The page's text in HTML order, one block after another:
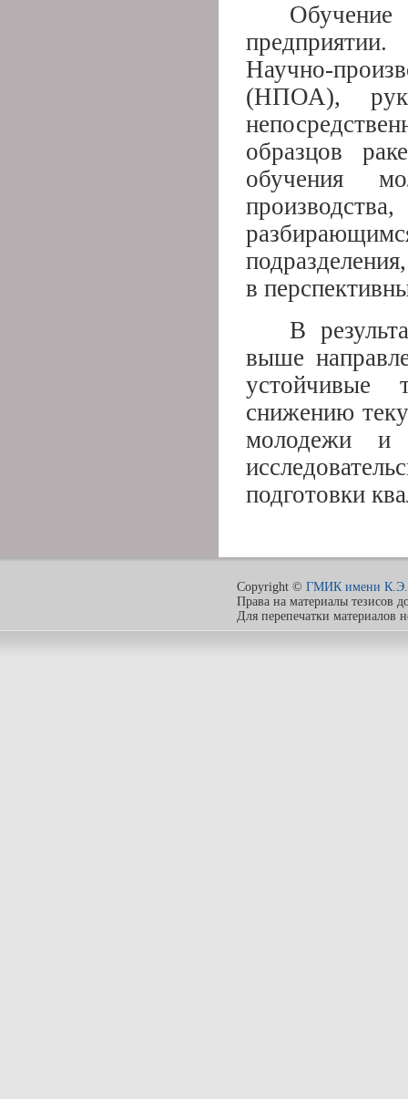
Научно-
(НПОА),
образцов
обучения
в
В
выше
устойчивые
снижению
молодежи и
подготовки
Copyright © ГМИК имени К.Э.
Права на материалы тезисов
Для перепечатки материалов